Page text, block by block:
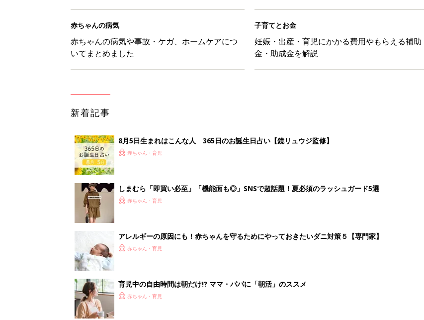
赤ちゃんの病気
赤ちゃんの病気や事故・ケガ、ホームケアにつ
いてまとめました
子育てとお金
妊娠・出産・育児にかかる費用やもらえる補助
金・助成金を解説
新着記事
8月5日生まれはこんな人 365日のお誕生日占い【鏡リュウジ監修】
赤ちゃん・育児
しまむら「即買い必至」「機能面も◎」SNSで超話題！夏必須のラッシュガード5選
赤ちゃん・育児
アレルギーの原因にも！赤ちゃんを守るためにやっておきたいダニ対策５【専門家】
赤ちゃん・育児
育児中の自由時間は朝だけ!? ママ・パパに「朝活」のススメ
赤ちゃん・育児